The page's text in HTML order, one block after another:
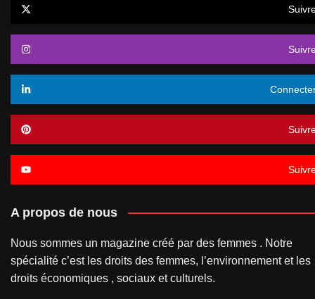
A propos de nous
Nous sommes un magazine créé par des femmes . Notre
spécialité c’est les droits des femmes, l’environnement et les
droits économiques , sociaux et culturels.